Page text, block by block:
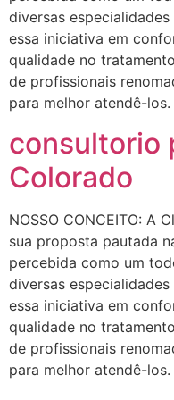
diversas
essa iniciativa em
qualidade no
de profissionais
para melhor atendê-
consultorio
Colorado
NOSSO CONCEITO: A
sua proposta pautada
percebida como um
diversas
essa iniciativa em
qualidade no
de profissionais
para melhor atendê-